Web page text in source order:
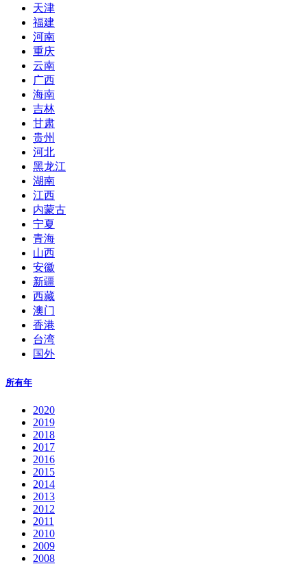
天津
福建
河南
重庆
云南
广西
海南
吉林
甘肃
贵州
河北
黑龙江
湖南
江西
内蒙古
宁夏
青海
山西
安徽
新疆
西藏
澳门
香港
台湾
国外
所有年
2020
2019
2018
2017
2016
2015
2014
2013
2012
2011
2010
2009
2008